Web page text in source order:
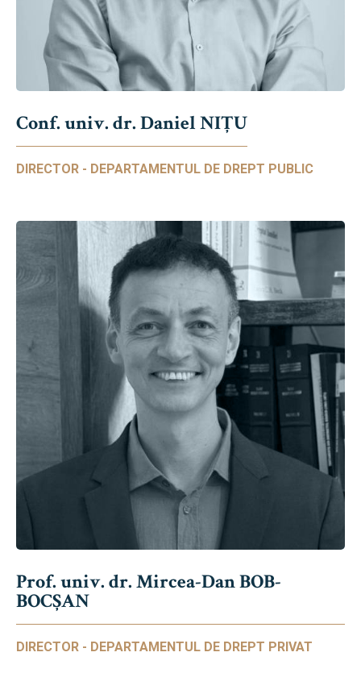
Conf. univ. dr. Daniel NIŢU
DIRECTOR - DEPARTAMENTUL DE DREPT PUBLIC
Prof. univ. dr. Mircea-Dan BOB-
BOCȘAN
DIRECTOR - DEPARTAMENTUL DE DREPT PRIVAT